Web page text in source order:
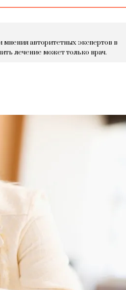
авторитетных экспертов в
лечение может только врач.